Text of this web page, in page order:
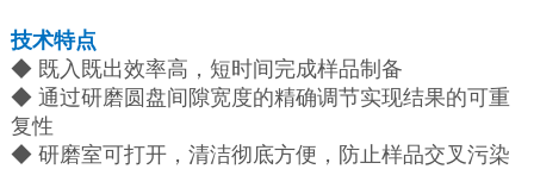
技术特点
◆ 既入既出效率高，短时间完成样品制备
◆ 通过研磨圆盘间隙宽度的精确调节实现结果的可重
复性
◆ 研磨室可打开，清洁彻底方便，防止样品交叉污染